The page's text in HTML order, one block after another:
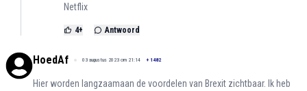
Netflix
4+ Antwoord
HoedAf 03 augustus 2023 om 21:14 + 1482
Hier worden langzaamaan de voordelen van Brexit zichtbaar. Ik heb